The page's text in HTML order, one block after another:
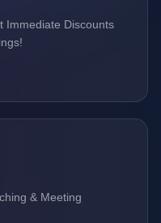
Immediate Discounts
& Meeting